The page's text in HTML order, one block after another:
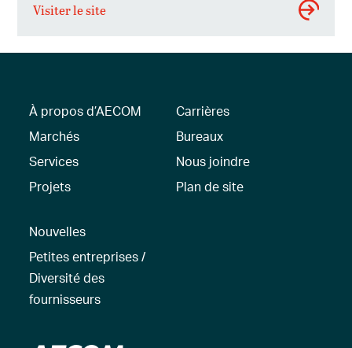
Visiter le site
À propos d’AECOM
Marchés
Services
Projets
Carrières
Bureaux
Nous joindre
Plan de site
Nouvelles
Petites entreprises /
Diversité des
fournisseurs